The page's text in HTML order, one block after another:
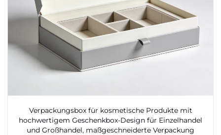
Verpackungsbox für kosmetische Produkte mit
hochwertigem Geschenkbox-Design für Einzelhandel
und Großhandel, maßgeschneiderte Verpackung